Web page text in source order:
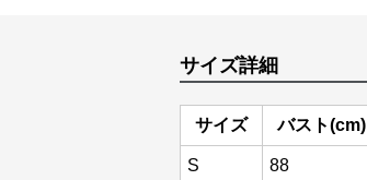
サイズ詳細
サイズ バスト(cm)
S 88